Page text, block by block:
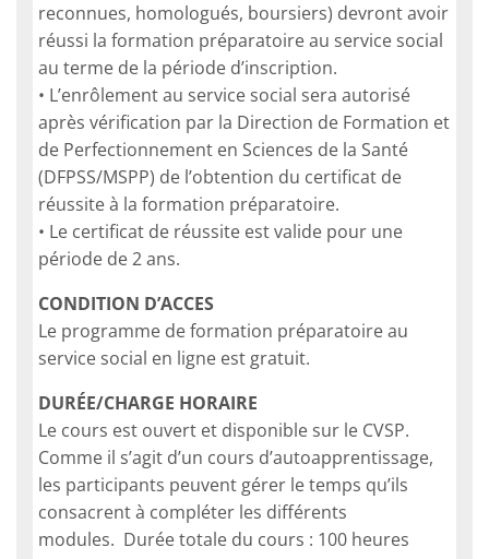
reconnues, homologués, boursiers) devront avoir
réussi la formation préparatoire au service social
au terme de la période d’inscription.
• L’enrôlement au service social sera autorisé
après vérification par la Direction de Formation et
de Perfectionnement en Sciences de la Santé
(DFPSS/MSPP) de l’obtention du certificat de
réussite à la formation préparatoire.
• Le certificat de réussite est valide pour une
période de 2 ans.
CONDITION D’ACCES
Le programme de formation préparatoire au
service social en ligne est gratuit.
DURÉE/CHARGE HORAIRE
Le cours est ouvert et disponible sur le CVSP.
Comme il s’agit d’un cours d’autoapprentissage,
les participants peuvent gérer le temps qu’ils
consacrent à compléter les différents
modules. Durée totale du cours : 100 heures